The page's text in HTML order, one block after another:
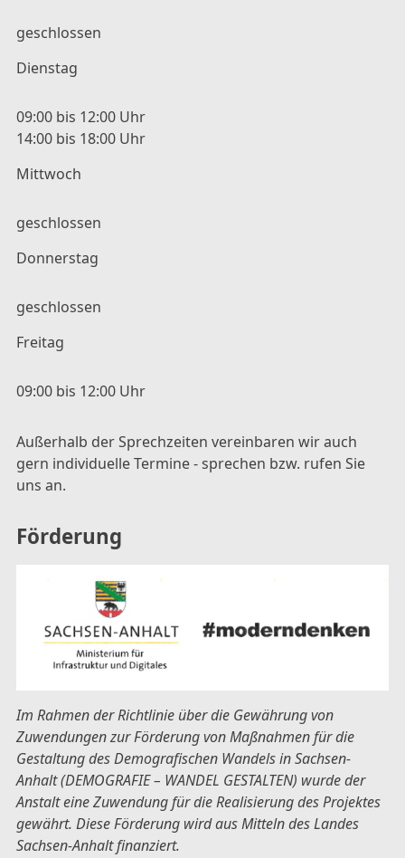
geschlossen
Dienstag
09:00 bis 12:00 Uhr
14:00 bis 18:00 Uhr
Mittwoch
geschlossen
Donnerstag
geschlossen
Freitag
09:00 bis 12:00 Uhr
Außerhalb der Sprechzeiten vereinbaren wir auch
gern individuelle Termine - sprechen bzw. rufen Sie
uns an.
Förderung
Im Rahmen der Richtlinie über die Gewährung von
Zuwendungen zur Förderung von Maßnahmen für die
Gestaltung des Demografischen Wandels in Sachsen-
Anhalt (DEMOGRAFIE – WANDEL GESTALTEN) wurde der
Anstalt eine Zuwendung für die Realisierung des Projektes
gewährt. Diese Förderung wird aus Mitteln des Landes
Sachsen-Anhalt finanziert.